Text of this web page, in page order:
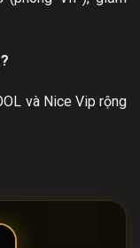
và Nice Vip rộng